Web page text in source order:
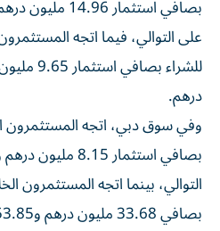
على التوالي، فيما اتجه
درهم.
وفي سوق دبي، اتجه المستثمرون
التوالي، بينما اتجه المستثمرون
بصافي 33.68 مليون درهم و53.85 مليون درهم على الترتيب.